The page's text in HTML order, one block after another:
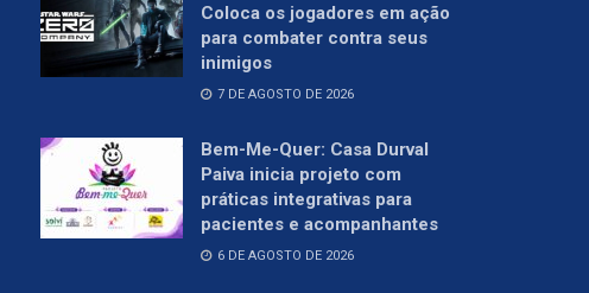
Coloca os jogadores em ação
para combater contra seus
inimigos
7 DE AGOSTO DE 2026
Bem-Me-Quer: Casa Durval
Paiva inicia projeto com
práticas integrativas para
pacientes e acompanhantes
6 DE AGOSTO DE 2026